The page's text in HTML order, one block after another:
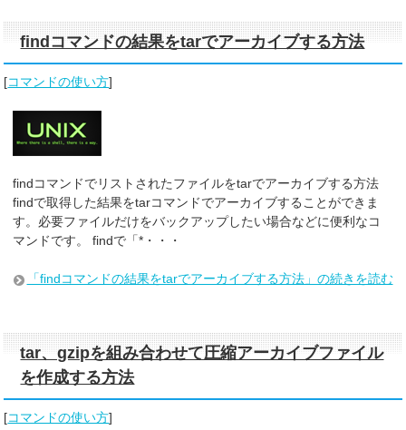
findコマンドの結果をtarでアーカイブする方法
[コマンドの使い方]
findコマンドでリストされたファイルをtarでアーカイブする方法
findで取得した結果をtarコマンドでアーカイブすることができま
す。必要ファイルだけをバックアップしたい場合などに便利なコ
マンドです。 findで「*・・・
「findコマンドの結果をtarでアーカイブする方法」の続きを読む
tar、gzipを組み合わせて圧縮アーカイブファイル
を作成する方法
[コマンドの使い方]